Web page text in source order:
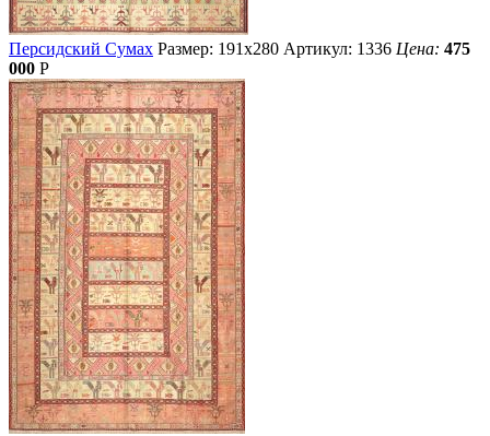
Персидский Сумах Размер: 191х280 Артикул: 1336 Цена: 475
000 Р